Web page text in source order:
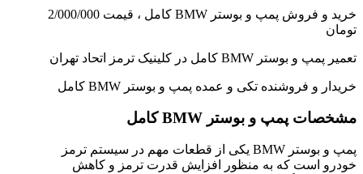
خرید و فروش پمپ و بوستر BMW کامل ، قیمت 2/000/000
تومان
تعمیر پمپ و بوستر BMW کامل در کلینیک ترمز اتحاد تهران
خریدار و فروشنده تکی و عمده پمپ و بوستر BMW کامل
مشخصات پمپ و بوستر BMW کامل
پمپ و بوستر BMW یکی از قطعات مهم در سیستم ترمز
خودرو است که به منظور افزایش قدرت ترمز و کاهش